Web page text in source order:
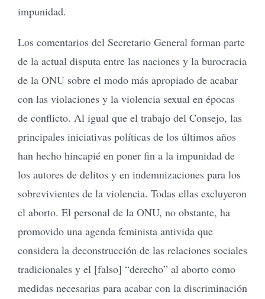
impunidad.
Los comentarios del Secretario General forman parte
de la actual disputa entre las naciones y la burocracia
de la ONU sobre el modo más apropiado de acabar
con las violaciones y la violencia sexual en épocas
de conflicto. Al igual que el trabajo del Consejo, las
principales iniciativas políticas de los últimos años
han hecho hincapié en poner fin a la impunidad de
los autores de delitos y en indemnizaciones para los
sobrevivientes de la violencia. Todas ellas excluyeron
el aborto. El personal de la ONU, no obstante, ha
promovido una agenda feminista antivida que
considera la deconstrucción de las relaciones sociales
tradicionales y el [falso] “derecho” al aborto como
medidas necesarias para acabar con la discriminación